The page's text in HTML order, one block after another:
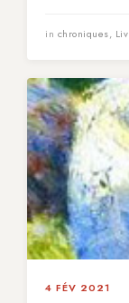
in chroniques,
4 FÉV 2021